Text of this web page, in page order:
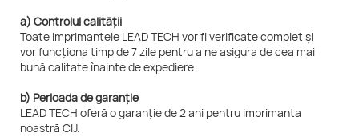
a) Controlul calității
Toate imprimantele LEAD TECH vor fi verificate complet și
vor funcționa timp de 7 zile pentru a ne asigura de cea mai
bună calitate înainte de expediere.
b) Perioada de garanție
LEAD TECH oferă o garanție de 2 ani pentru imprimanta
noastră CIJ.